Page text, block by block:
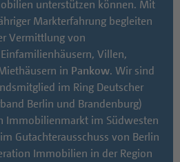
bis hin
den kriegsbedingten
Zentral im Ortsteil
Pankow“ zahlreiche
Der BürgerparkPankowmit
Skulpturen ist für Familien
ebenso der direkt
Schönhausen im Ortsteil
S- und zwei U-Bahnhöfe
unterstützen können. Mit
Markterfahrung begleiten
Vermittlung von
Villen,
in Pankow. Wir sind
im Ring Deutscher
Berlin und Brandenburg)
Immobilienmarkt im Südwesten
Gutachterausschuss von Berlin
Immobilien in der Region